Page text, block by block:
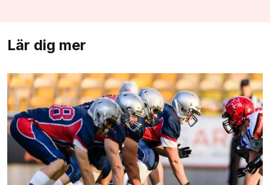
Lär dig mer